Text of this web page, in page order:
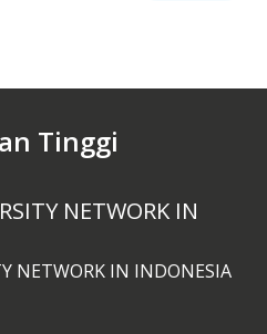
Tinggi
NETWORK IN
NETWORK IN INDONESIA